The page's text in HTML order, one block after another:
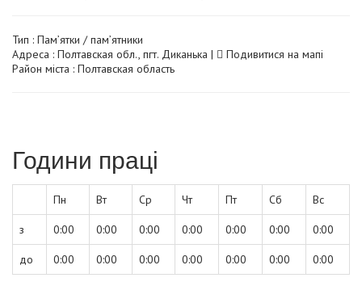
Тип : Пам’ятки / пам’ятники
Адреса : Полтавская обл., пгт. Диканька |
Подивитися на мапі
Район міста : Полтавская область
Години праці
Пн Вт Ср Чт Пт Сб Вс
з 0:00 0:00 0:00 0:00 0:00 0:00 0:00
до 0:00 0:00 0:00 0:00 0:00 0:00 0:00